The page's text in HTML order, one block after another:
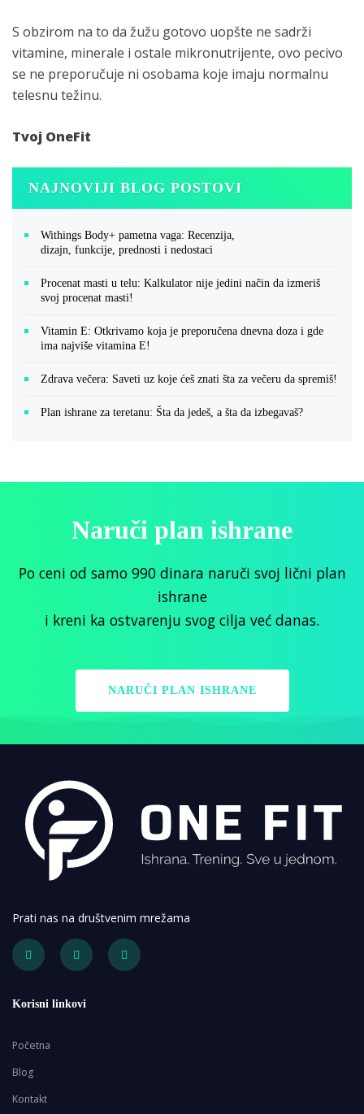
S obzirom na to da žužu gotovo uopšte ne sadrži
vitamine, minerale i ostale mikronutrijente, ovo pecivo
se ne preporučuje ni osobama koje imaju normalnu
telesnu težinu.
Tvoj OneFit
NAJNOVIJI BLOG POSTOVI
Withings Body+ pametna vaga: Recenzija,
dizajn, funkcije, prednosti i nedostaci
Procenat masti u telu: Kalkulator nije jedini način da izmeriš
svoj procenat masti!
Vitamin E: Otkrivamo koja je preporučena dnevna doza i gde
ima najviše vitamina E!
Zdrava večera: Saveti uz koje ćeš znati šta za večeru da spremiš!
Plan ishrane za teretanu: Šta da jedeš, a šta da izbegavaš?
Naruči plan ishrane
Po ceni od samo 990 dinara naruči svoj lični plan
ishrane
i kreni ka ostvarenju svog cilja već danas.
NARUČI PLAN ISHRANE
Prati nas na društvenim mrežama
Korisni linkovi
Početna
Blog
Kontakt